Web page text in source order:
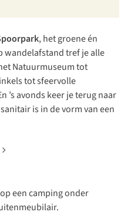
, het groene én
wandelafstand tref je alle
Natuurmuseum tot
tot sfeervolle
’s avonds keer je terug naar
is in de vorm van een